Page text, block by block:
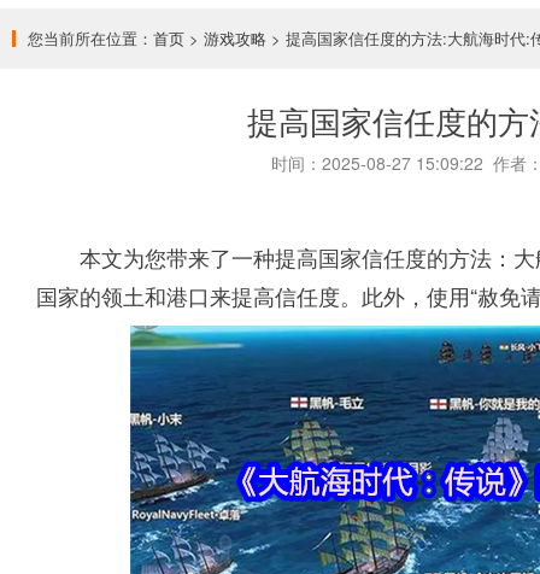
您当前所在位置： 首页 > 游戏攻略 > 提高国家信任度的方法:大航海时代:
提高国家信任度的
时间：2025-08-27 15:09:22 作者
本文为您带来了一种提高国家信任度的方法：
国家的领土和港口来提高信任度。此外，使用“赦免